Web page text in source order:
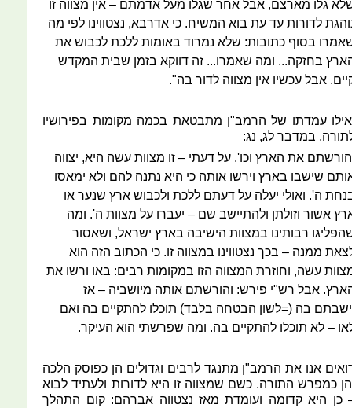
גלו מארצם, אבל אחר שגלו מעל אדמתם – אין מצווה זו
לדורות עד עת בוא המשיח. כי אדרבא, נצטווינו לפי מה
בסוף כתובות: שלא נמרוד באומות ללכת לכבוש את
בחזקה... ומה שאמרו... זה דווקא בזמן שבית המקדש
אבל עכשיו אין מצווה לדור בה".
עמדתו של הרמב"ן מתבטאת בכמה מקומות בפירושיו
במדבר לג, נג:
את הארץ וכו'. על דעתי – זו מצוות עשה היא, יצווה
שישבו בארץ וירשו אותה כי היא נתנה להם ולא ימאסו
ה'. ואולי יעלה על דעתם ללכת ולכבוש ארץ שנער או
אשור וזולתן ולהתיישב שם – יעברו על מצוות ה'. ומה
רבותינו במצוות הישיבה בארץ ישראל, ושאסור
ממנה – בכך נצטווינו במצווה זו. כי הכתוב הזה הוא
עשה, וחוזרת המצווה הזו במקומות רבים: באו ורשו את
אבל רש"י פירש: והורשתם אותה מיושביה – אז
בה (=לשון הבטחה בלבד) תוכלו להתקיים בה ואם
– לא תוכלו להתקיים בה. ומה שפרשתי הוא העיקר.
אנו את הרמב"ן מתנגד לרבים וגדולים הן כפוסק הלכה
כמפרש התורה. כשם שמצווה זו היא לדורות ולעתיד לבוא
כן היא קדומה ועומדת מאז נצטווה אברהם: קום התהלך